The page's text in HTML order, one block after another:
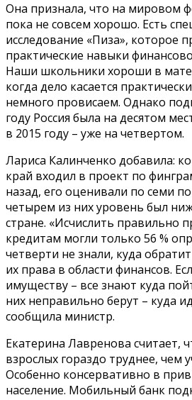
Она признала, что на мировом
пока не совсем хорошо. Есть
исследование «Пиза», которое
практические навыки
Наши школьники хороши в
когда дело касается
немного провисаем. Однако
году Россия была на десятом
в 2015 году – уже на четвертом.
Лариса Калинченко добавила:
край входил в проект по
назад, его оценивали по семи
четырем из них уровень был
стране. «Исчислить правильно
кредитам могли только 56 %
четверти не знали, куда
их права в области финансов.
имуществу – все знают куда
них неправильно берут – куда
сообщила министр.
Екатерина Лавренова считает,
взрослых гораздо труднее, чем
Особенно консервативно в
население. Мобильный банк